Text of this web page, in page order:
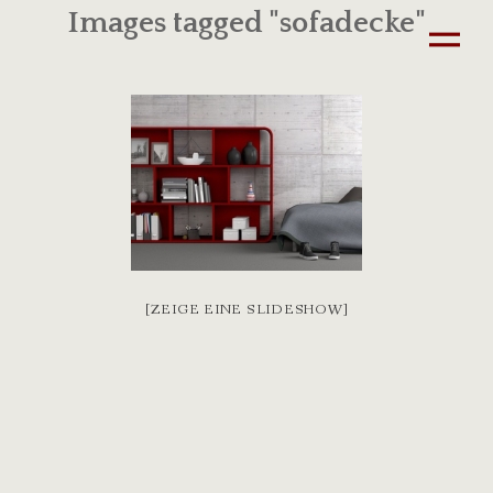
Images tagged "sofadecke"
[ZEIGE EINE SLIDESHOW]